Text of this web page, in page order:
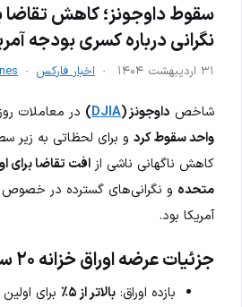
سقوط داوجونز؛ کاهش تقاضا
نگرانی درباره کسری بودجه
۳۱ اردیبهشت ۱۴۰۴ اخبار فارکس
شاخص داوجونز (DJIA
) در معاملات
واحد سقوط کرد و برای لحظاتی به زیر
کاهش ناگهانی ناشی از افت تقاضا برای
متحده و نگرانی‌های گسترده در خصوص
آمریکا بود.
جزئیات عرضه اوراق خزانه ۲۰ ساله:
بازده اوراق:بالاتر از ۵٪
برای اولین